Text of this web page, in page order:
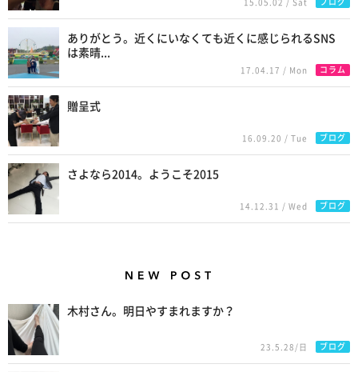
15.05.02 / Sat
ありがとう。近くにいなくても近くに感じられるSNS
は素晴...
17.04.17 / Mon コラム
贈呈式
16.09.20 / Tue ブログ
さよなら2014。ようこそ2015
14.12.31 / Wed ブログ
木村さん。明日やすまれますか？
23.5.28/日 ブログ